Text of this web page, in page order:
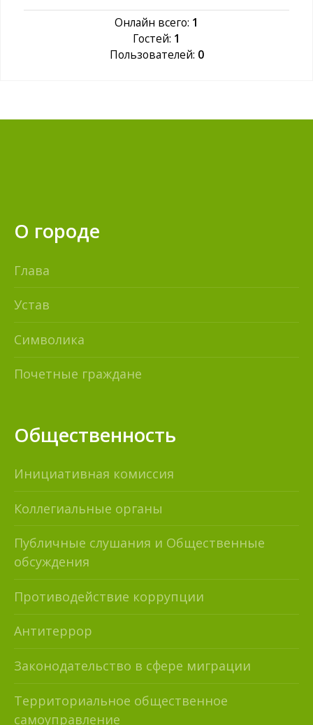
Онлайн всего: 1
Гостей: 1
Пользователей: 0
О городе
Глава
Устав
Символика
Почетные граждане
Общественность
Инициативная комиссия
Коллегиальные органы
Публичные слушания и Общественные
обсуждения
Противодействие коррупции
Антитеррор
Законодательство в сфере миграции
Территориальное общественное
самоуправление